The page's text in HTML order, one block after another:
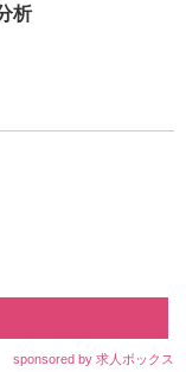
析
sponsored by 求人ボックス